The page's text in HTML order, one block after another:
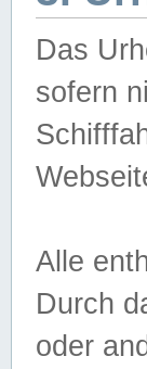
Das
sofern
Alle
Durch
oder